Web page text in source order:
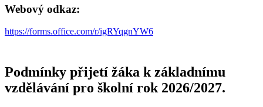
Webový odkaz:
https://forms.office.com/r/igRYqgnYW6
Podmínky přijetí žáka k základnímu
vzdělávání pro školní rok 2026/2027.